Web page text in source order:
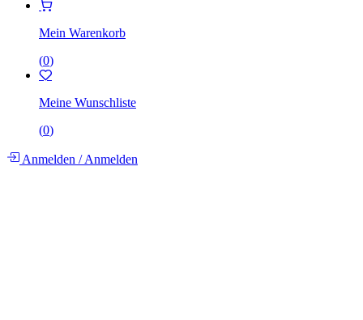
Mein Warenkorb
(0)
Meine Wunschliste
(0)
Anmelden /Anmelden